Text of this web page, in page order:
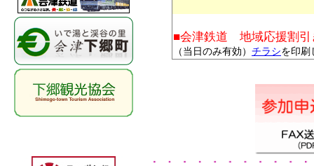
■会津鉄道 地域応援割
（当日のみ有効） チラシを印刷